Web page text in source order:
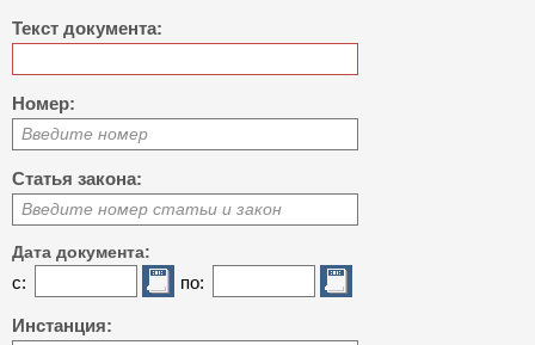
Текст документа:
Номер:
Введите номер
Статья закона:
Введите номер статьи и закон
Дата документа:
с: по:
Инстанция: